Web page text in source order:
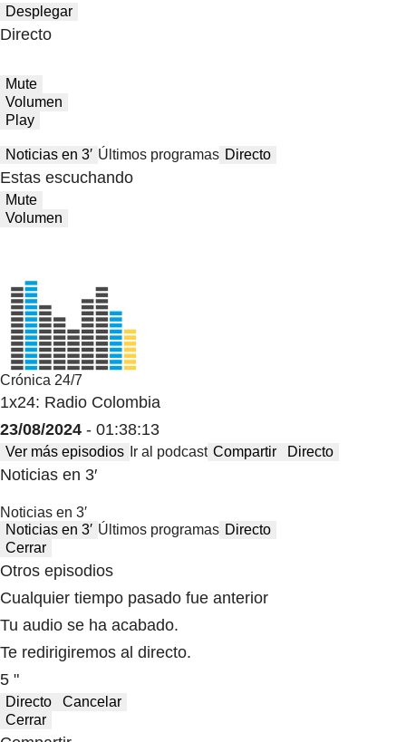
Desplegar
Directo
Mute
Volumen
Play
Noticias en 3′ Últimos programas Directo
Estas escuchando
Mute
Volumen
Crónica 24/7
1x24: Radio Colombia
23/08/2024 - 01:38:13
Ver más episodios Ir al podcast Compartir Directo
Noticias en 3′
Noticias en 3′
Noticias en 3′ Últimos programas Directo
Cerrar
Otros episodios
Cualquier tiempo pasado fue anterior
Tu audio se ha acabado.
Te redirigiremos al directo.
5 "
Directo
Cancelar
Cerrar